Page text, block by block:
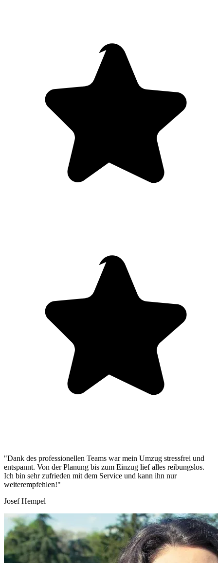
"Dank des professionellen Teams war mein Umzug stressfrei und
entspannt. Von der Planung bis zum Einzug lief alles reibungslos.
Ich bin sehr zufrieden mit dem Service und kann ihn nur
weiterempfehlen!"
Josef Hempel